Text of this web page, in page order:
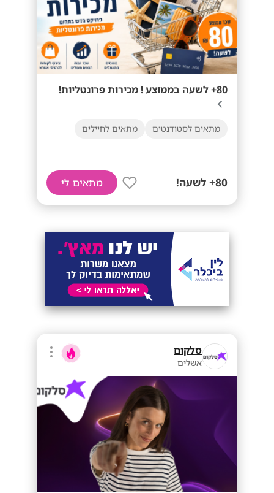
80+ לשעה בממוצע ! מכירות פרונטליות!
מתאים לסטודנטים מתאים לחיילים
80+ לשעה! מתאים לי
סלקום
אשלים